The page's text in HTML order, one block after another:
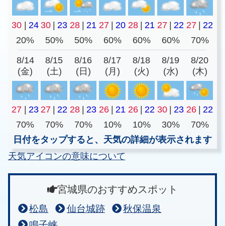
30 | 24 30 | 23 28 | 21 27 | 20 28 | 21 27 | 22 27 | 22
20%
50% 50% 60% 60% 60% 70%
8/14
(金)
8/15
(土)
8/16
(日)
8/17
(月)
8/18
(火)
8/19
(水)
8/20
(木)
27 | 23 27 | 22 28 | 23 26 | 21 26 | 22 30 | 23 26 | 22
70%
70% 70% 10% 10% 30%
70%
日付をタップすると、天気の詳細が表示されます
天気アイコンの意味について
宮城県のおすすめスポット
松島 仙台城跡
秋保温泉